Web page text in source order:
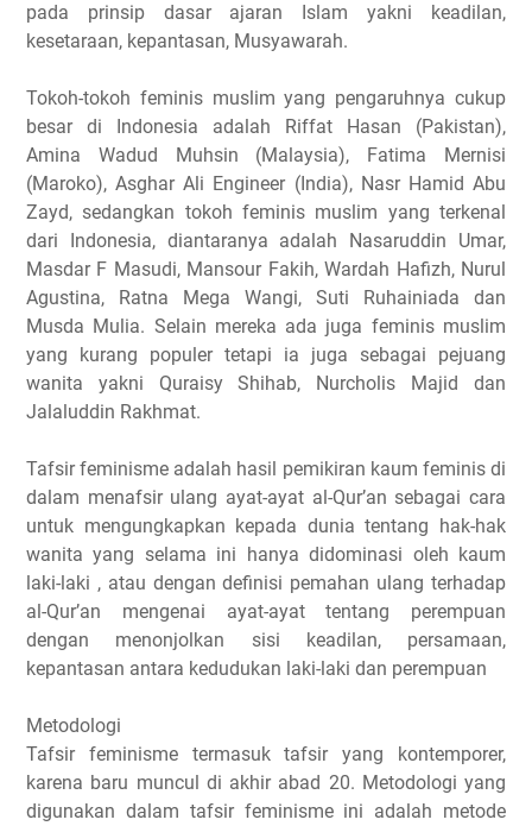
pada prinsip dasar ajaran Islam yakni keadilan,
kesetaraan, kepantasan, Musyawarah.
Tokoh-tokoh feminis muslim yang pengaruhnya cukup
besar di Indonesia adalah Riffat Hasan (Pakistan),
Amina Wadud Muhsin (Malaysia), Fatima Mernisi
(Maroko), Asghar Ali Engineer (India), Nasr Hamid Abu
Zayd, sedangkan tokoh feminis muslim yang terkenal
dari Indonesia, diantaranya adalah Nasaruddin Umar,
Masdar F Masudi, Mansour Fakih, Wardah Hafizh, Nurul
Agustina, Ratna Mega Wangi, Suti Ruhainiada dan
Musda Mulia. Selain mereka ada juga feminis muslim
yang kurang populer tetapi ia juga sebagai pejuang
wanita yakni Quraisy Shihab, Nurcholis Majid dan
Jalaluddin Rakhmat.
Tafsir feminisme adalah hasil pemikiran kaum feminis di
dalam menafsir ulang ayat-ayat al-Qur’an sebagai cara
untuk mengungkapkan kepada dunia tentang hak-hak
wanita yang selama ini hanya didominasi oleh kaum
laki-laki , atau dengan definisi pemahan ulang terhadap
al-Qur’an mengenai ayat-ayat tentang perempuan
dengan menonjolkan sisi keadilan, persamaan,
kepantasan antara kedudukan laki-laki dan perempuan
Metodologi
Tafsir feminisme termasuk tafsir yang kontemporer,
karena baru muncul di akhir abad 20. Metodologi yang
digunakan dalam tafsir feminisme ini adalah metode